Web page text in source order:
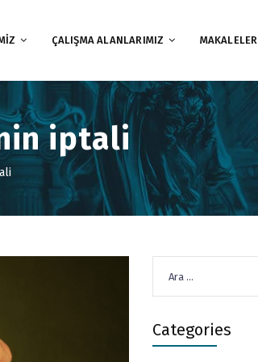
ÇALIŞMA ALANLARIMIZ MAKALELER
iptali
Categories